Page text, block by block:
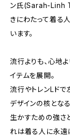
ン氏(Sarah-Linh
きにわたって着る
います。
流行よりも、心地
イテムを展開。
流行やトレンLドで
デザインの核とな
生かすための強さ
れは着る人に永遠